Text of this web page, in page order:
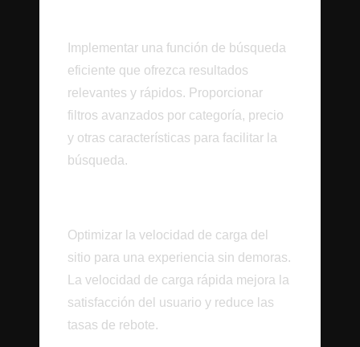
Implementar una función de búsqueda
eficiente que ofrezca resultados
relevantes y rápidos. Proporcionar
filtros avanzados por categoría, precio
y otras características para facilitar la
búsqueda.
Optimizar la velocidad de carga del
sitio para una experiencia sin demoras.
La velocidad de carga rápida mejora la
satisfacción del usuario y reduce las
tasas de rebote.